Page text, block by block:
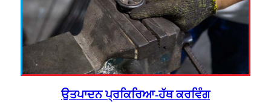
ਉਤਪਾਦਨ ਪ੍ਰਕਿਰਿਆ-ਹੱਥ ਕਰਵਿੰਗ